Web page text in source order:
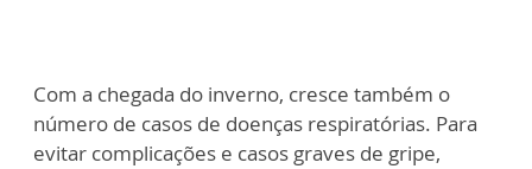
Com a chegada do inverno, cresce também o
número de casos de doenças respiratórias. Para
evitar complicações e casos graves de gripe,